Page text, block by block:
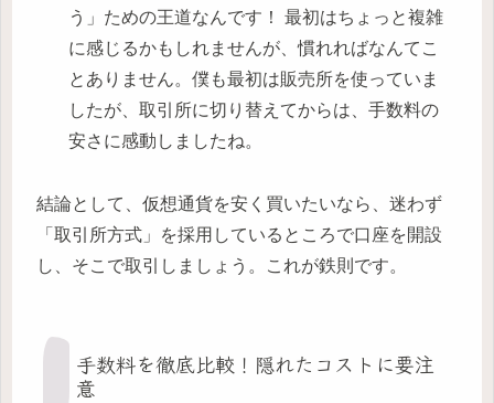
う」ための王道なんです！ 最初はちょっと複雑
に感じるかもしれませんが、慣れればなんてこ
とありません。僕も最初は販売所を使っていま
したが、取引所に切り替えてからは、手数料の
安さに感動しましたね。
結論として、仮想通貨を安く買いたいなら、迷わず
「取引所方式」を採用しているところで口座を開設
し、そこで取引しましょう。これが鉄則です。
手数料を徹底比較！隠れたコストに要注
意